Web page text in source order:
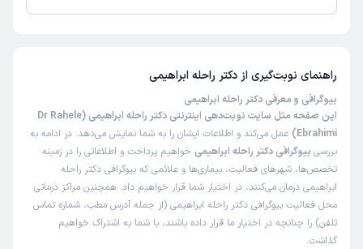
این پزشک را پیشنهاد میکنم
زمان انتظار:15-45 دقیقه
خانم دکتر بسیار مهربون و با حوصله هستند برای بیمارهاشون
کلی وقت میذارن استرس رو از بیمار دور می کنن و بهترین
پزشک هستند و منشی ایشون خیلی خانم مهربونی هستند هر
تایم که به مشکل میخورم باهاشون تماس میگیرم سریعا خانم
دکتر رو مطلع می کنن از ایشون هم بی نهایت ممنونم
راهنمای نوبت‌گیری از دکتر راحله ابراهیمی
بیوگرافی و معرفی دکتر راحله ابراهیمی
این صفحه مثل سایت نوبت‌دهی اینترنتی دکتر راحله ابراهیمی (Dr Rahele
Ebrahimi)
عمل می‌کند و اطلاعات ایشان را به شما نمایش می‌دهد. در ادامه به
بررسی بیوگرافی دکتر راحله ابراهیمی خواهیم پرداخت و اطلاعاتی را در زمینه
تخصص‌ها، شهرهای فعالیت، بیماری‌ها و علائمی که بیوگرافی دکتر راحله
ابراهیمی درمان می‌کنند، در اختیار شما قرار خواهیم داد. همچنین مراکز درمانی
محل فعالیت بیوگرافی دکتر راحله ابراهیمی (از جمله آدرس مطب، شماره تماس
تلفن) را چنانچه در اختیار ما قرار داده باشند، با شما به اشتراک خواهیم
گذاشت.